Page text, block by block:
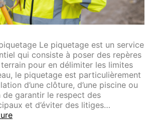
Le piquetage est un service
qui consiste à poser des repères
pour en délimiter les limites
le piquetage est particulièrement
d’une clôture, d’une piscine ou
de garantir le respect des
et d’éviter des litiges…